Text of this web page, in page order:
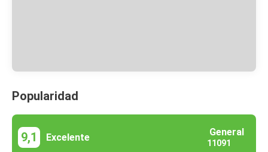
Popularidad
9,1 Excelente General
11091